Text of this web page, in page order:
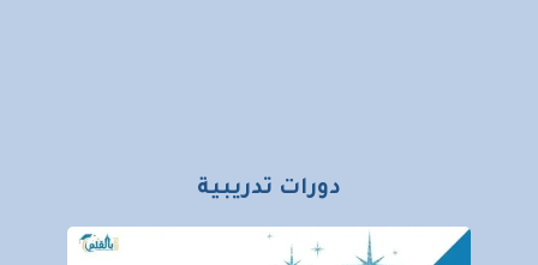
دورات تدريبية